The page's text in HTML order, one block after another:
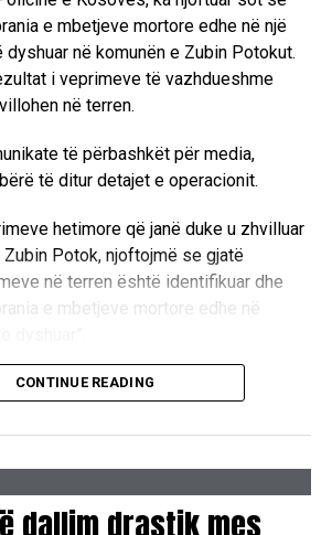
e mbetjeve mortore edhe në një
dyshuar në komunën e Zubin Potokut.
i veprimeve të vazhdueshme
në terren.
të përbashkët për media,
të ditur detajet e operacionit.
hetimore që janë duke u zhvilluar
Zubin Potok, njoftojmë se gjatë
në terren është identifikuar dhe
e mbetjeve mortore edhe në
kompetente janë duke kryer
hetimore, në koordinim të plotë
Speciale dhe Policisë së Kosovës,
CONTINUE READING
dallim drastik mes